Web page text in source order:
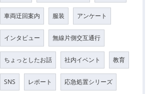
車両迂回案内 服装 アンケート
インタビュー 無線片側交互通行
ちょっとしたお話 社内イベント 教育
SNS レポート 応急処置シリーズ